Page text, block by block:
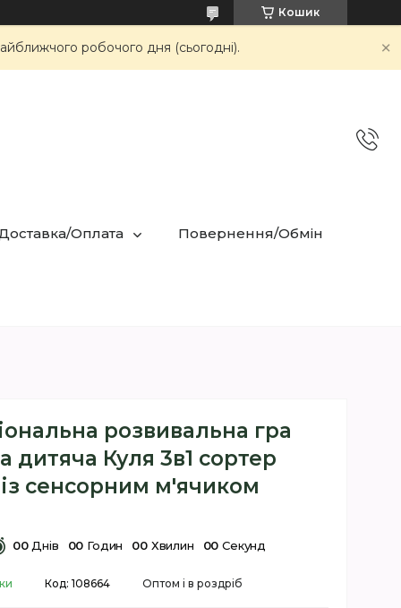
Кошик
робочого дня (сьогодні).
Оплата Повернення/Обмін
розвивальна гра
дитяча Куля 3в1 сортер
сенсорним м'ячиком
00 Днів 00 Годин 00 Хвилин 00 Секунд
Оптом і в роздріб
Код: 108664